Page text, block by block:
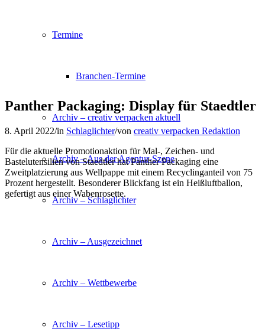
Termine
Branchen-Termine
Archiv – creativ verpacken aktuell
Archiv – Aus der Agentur-Szene
Archiv – Schlaglichter
Archiv – Ausgezeichnet
Archiv – Wettbewerbe
Archiv – Lesetipp
Panther Packaging: Display für Staedtler
8. April 2022/in Schlaglichter/von creativ verpacken Redaktion
Für die aktuelle Promotionaktion für Mal-, Zeichen- und
Bastelutensilien von Staedtler hat Panther Packaging eine
Zweitplatzierung aus Wellpappe mit einem Recyclinganteil von 75
Prozent hergestellt. Besonderer Blickfang ist ein Heißluftballon,
gefertigt aus einer Wabenrosette.